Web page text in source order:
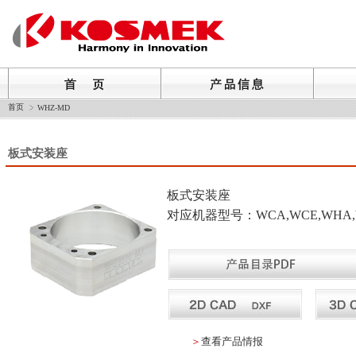
首页 WHZ-MD
板式安装座
板式安装座
对应机器型号：
＞ 查看产品情报